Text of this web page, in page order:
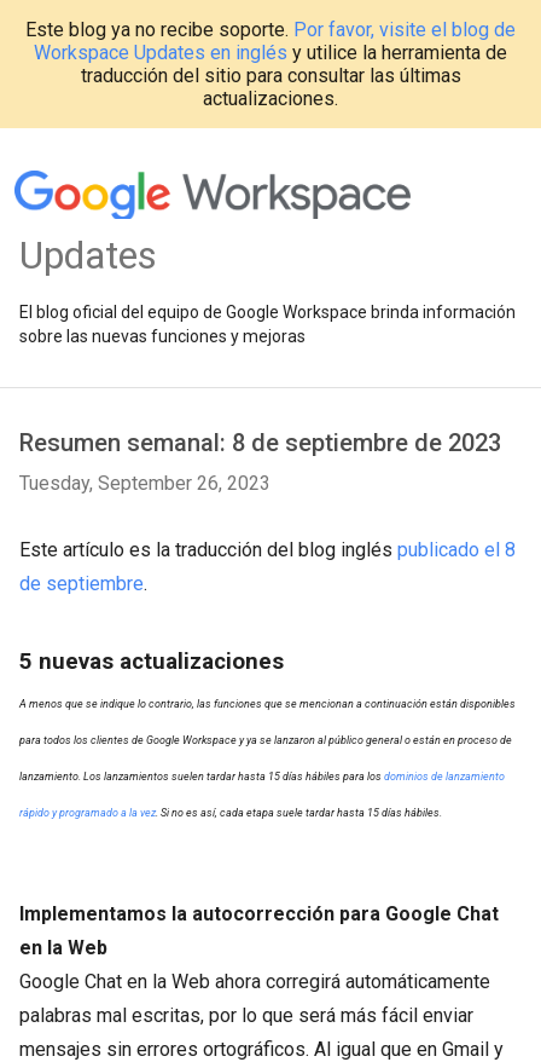
Este blog ya no recibe soporte. Por favor, visite el blog de
Workspace Updates en inglés y utilice la herramienta de
traducción del sitio para consultar las últimas
actualizaciones.
Updates
El blog oficial del equipo de Google Workspace brinda información
sobre las nuevas funciones y mejoras
Resumen semanal: 8 de septiembre de 2023
Tuesday, September 26, 2023
Este artículo es la traducción del blog inglés publicado el 8
de septiembre.
5 nuevas actualizaciones
A menos que se indique lo contrario, las funciones que se mencionan a continuación están disponibles
para todos los clientes de Google Workspace y ya se lanzaron al público general o están en proceso de
lanzamiento. Los lanzamientos suelen tardar hasta 15 días hábiles para los dominios de lanzamiento
rápido y programado a la vez. Si no es así, cada etapa suele tardar hasta 15 días hábiles.
Implementamos la autocorrección para Google Chat
en la Web
Google Chat en la Web ahora corregirá automáticamente
palabras mal escritas, por lo que será más fácil enviar
mensajes sin errores ortográficos. Al igual que en Gmail y